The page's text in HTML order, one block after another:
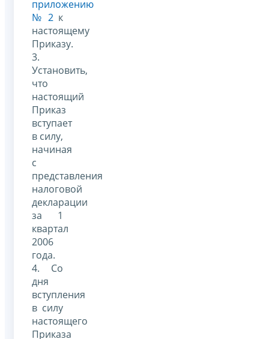
приложению
№ 2 к
настоящему
Приказу.
3.
Установить,
что
настоящий
Приказ
вступает
в силу,
начиная
с
представления
налоговой
декларации
за 1
квартал
2006
года.
4. Со
дня
вступления
в силу
настоящего
Приказа